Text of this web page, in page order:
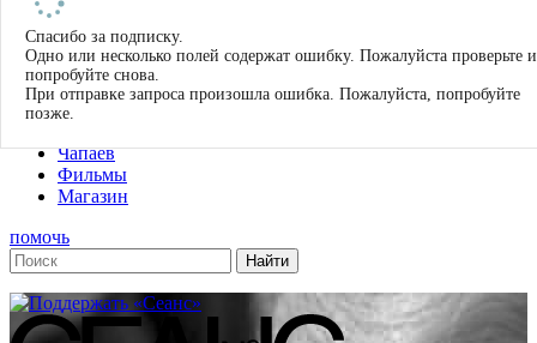
О нас
Журнал
Книги
Чапаев
Фильмы
Магазин
помочь
Спасибо за подписку.
Одно или несколько полей содержат ошибку. Пожалуйста проверьте и
попробуйте снова.
При отправке запроса произошла ошибка. Пожалуйста, попробуйте
позже.